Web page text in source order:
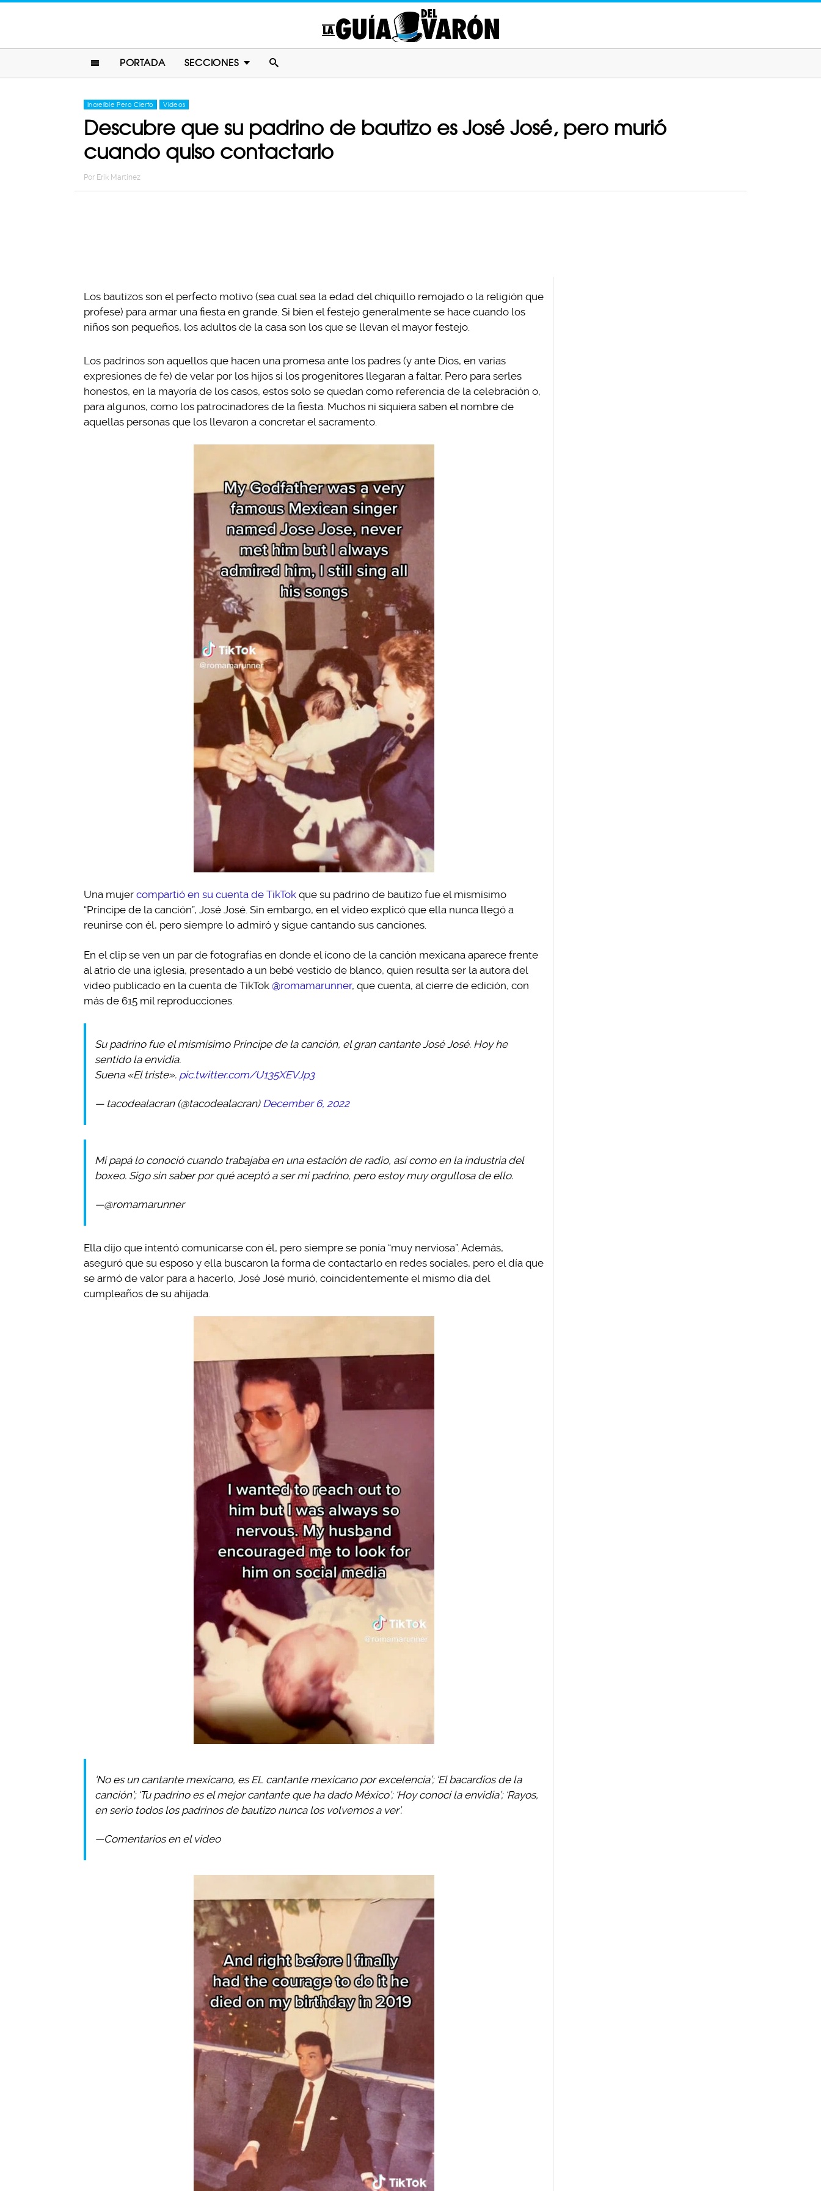
PORTADA SECCIONES
Increíble Pero Cierto Videos
Descubre que su padrino de bautizo es José José, pero murió
cuando quiso contactarlo
Por Erik Martinez
Los bautizos son el perfecto motivo (sea cual sea la edad del chiquillo remojado o la religión que
profese) para armar una fiesta en grande. Si bien el festejo generalmente se hace cuando los
niños son pequeños, los adultos de la casa son los que se llevan el mayor festejo.
Los padrinos son aquellos que hacen una promesa ante los padres (y ante Dios, en varias
expresiones de fe) de velar por los hijos si los progenitores llegaran a faltar. Pero para serles
honestos, en la mayoría de los casos, estos solo se quedan como referencia de la celebración o,
para algunos, como los patrocinadores de la fiesta. Muchos ni siquiera saben el nombre de
aquellas personas que los llevaron a concretar el sacramento.
Una mujer compartió en su cuenta de TikTok que su padrino de bautizo fue el mismísimo
“Príncipe de la canción”, José José. Sin embargo, en el video explicó que ella nunca llegó a
reunirse con él, pero siempre lo admiró y sigue cantando sus canciones.
En el clip se ven un par de fotografías en donde el ícono de la canción mexicana aparece frente
al atrio de una iglesia, presentado a un bebé vestido de blanco, quien resulta ser la autora del
video publicado en la cuenta de TikTok @romamarunner, que cuenta, al cierre de edición, con
más de 615 mil reproducciones.
Su padrino fue el mismísimo Príncipe de la canción, el gran cantante José José. Hoy he
sentido la envidia.
Suena «El triste». pic.twitter.com/U135XEVJp3
— tacodealacran (@tacodealacran) December 6, 2022
Mi papá lo conoció cuando trabajaba en una estación de radio, así como en la industria del
boxeo. Sigo sin saber por qué aceptó a ser mi padrino, pero estoy muy orgullosa de ello.
—@romamarunner
Ella dijo que intentó comunicarse con él, pero siempre se ponía “muy nerviosa”. Además,
aseguró que su esposo y ella buscaron la forma de contactarlo en redes sociales, pero el día que
se armó de valor para a hacerlo, José José murió, coincidentemente el mismo día del
cumpleaños de su ahijada.
‘No es un cantante mexicano, es EL cantante mexicano por excelencia’; ‘El bacardios de la
canción’; ‘Tu padrino es el mejor cantante que ha dado México’; ‘Hoy conocí la envidia’; ‘Rayos,
en serio todos los padrinos de bautizo nunca los volvemos a ver’.
—Comentarios en el video